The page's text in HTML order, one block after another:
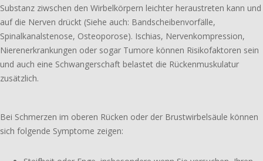
Substanz ziwschen den Wirbelkörpern leich­ter heraus­tre­ten kann und
auf die Nerven drückt (Siehe auch: Bandscheibenvorfälle,
Spinalkanalstenose, Osteoporose). Ischias, Nervenkompression,
Nierenerkrankungen oder sogar Tumore können Risikofaktoren sein
und auch eine Schwangerschaft belas­tet die Rückenmuskulatur
zusätzlich.
Bei Schmerzen im oberen Rücken oder der Brustwirbelsäule können
sich folgen­de Symptome zeigen: